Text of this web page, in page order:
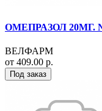
ОМЕПРАЗОЛ 20МГ.
ВЕЛФАРМ
от 409.00 р.
Под заказ